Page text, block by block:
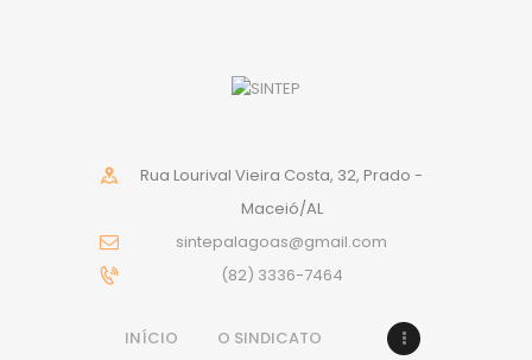
Rua Lourival Vieira Costa, 32, Prado -
Maceió/AL
sintepalagoas@gmail.com
(82) 3336-7464
INÍCIO O SINDICATO